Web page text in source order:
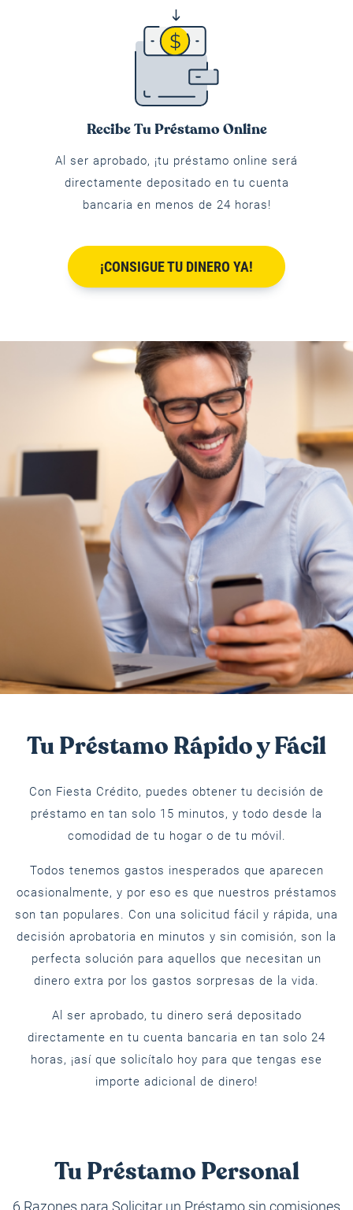
Recibe Tu Préstamo Online
Al ser aprobado, ¡tu préstamo online será
directamente depositado en tu cuenta
bancaria en menos de 24 horas!
¡CONSIGUE TU DINERO YA!
Tu Préstamo Rápido y Fácil
Con Fiesta Crédito, puedes obtener tu decisión de
préstamo en tan solo 15 minutos, y todo desde la
comodidad de tu hogar o de tu móvil.
Todos tenemos gastos inesperados que aparecen
ocasionalmente, y por eso es que nuestros préstamos
son tan populares. Con una solicitud fácil y rápida, una
decisión aprobatoria en minutos y sin comisión, son la
perfecta solución para aquellos que necesitan un
dinero extra por los gastos sorpresas de la vida.
Al ser aprobado, tu dinero será depositado
directamente en tu cuenta bancaria en tan solo 24
horas, ¡así que solicítalo hoy para que tengas ese
importe adicional de dinero!
Tu Préstamo Personal